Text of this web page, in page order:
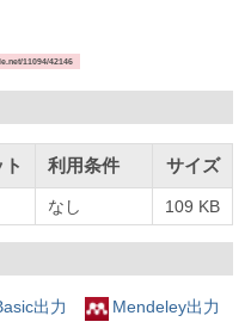
11094/42146
利用条件 サイズ
なし 109 KB
出力 Mendeley出力